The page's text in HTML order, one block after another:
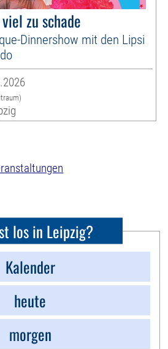
zu schade
Dinnershow mit den Lipsi
los in Leipzig?
Kalender
heute
morgen